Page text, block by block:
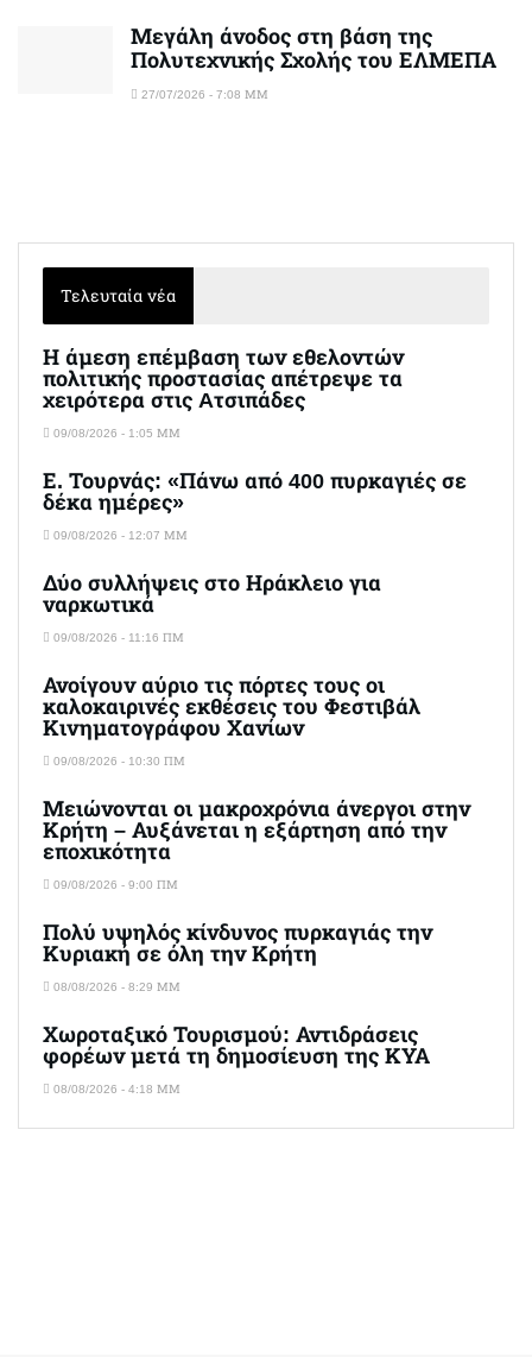
Μεγάλη άνοδος στη βάση της
Πολυτεχνικής Σχολής του ΕΛΜΕΠΑ
27/07/2026 - 7:08 ΜΜ
Τελευταία νέα
Η άμεση επέμβαση των εθελοντών
πολιτικής προστασίας απέτρεψε τα
χειρότερα στις Aτσιπάδες
09/08/2026 - 1:05 ΜΜ
Ε. Τουρνάς: «Πάνω από 400 πυρκαγιές σε
δέκα ημέρες»
09/08/2026 - 12:07 ΜΜ
Δύο συλλήψεις στο Ηράκλειο για
ναρκωτικά
09/08/2026 - 11:16 ΠΜ
Ανοίγουν αύριο τις πόρτες τους οι
καλοκαιρινές εκθέσεις του Φεστιβάλ
Κινηματογράφου Χανίων
09/08/2026 - 10:30 ΠΜ
Μειώνονται οι μακροχρόνια άνεργοι στην
Κρήτη – Αυξάνεται η εξάρτηση από την
εποχικότητα
09/08/2026 - 9:00 ΠΜ
Πολύ υψηλός κίνδυνος πυρκαγιάς την
Κυριακή σε όλη την Κρήτη
08/08/2026 - 8:29 ΜΜ
Χωροταξικό Τουρισμού: Αντιδράσεις
φορέων μετά τη δημοσίευση της ΚΥΑ
08/08/2026 - 4:18 ΜΜ